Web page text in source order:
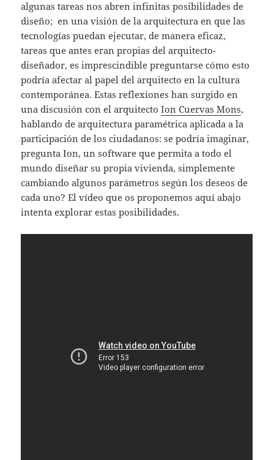
algunas tareas nos abren infinitas posibilidades de
diseño; en una visión de la arquitectura en que las
tecnologías puedan ejecutar, de manera eficaz,
tareas que antes eran propias del arquitecto-
diseñador, es imprescindible preguntarse cómo esto
podría afectar al papel del arquitecto en la cultura
contemporánea. Estas reflexiones han surgido en
una discusión con el arquitectoIon Cuervas Mons,
hablando de arquitectura paramétrica aplicada a la
participación de los ciudadanos: se podría imaginar,
pregunta Ion, un software que permita a todo el
mundo diseñar su propia vivienda, simplemente
cambiando algunos parámetros según los deseos de
cada uno? El vídeo que os proponemos aquí abajo
intenta explorar estas posibilidades.